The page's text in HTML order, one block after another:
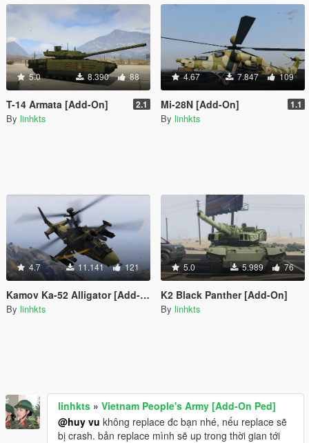
5.0 8.390 88
T-14 Armata [Add-On] 2.1
By linhkts
4.67 7.847 109
Mi-28N [Add-On] 1.1
By linhkts
4.7 11.141 121
Kamov Ka-52 Alligator [Add-On]
By linhkts
5.0 5.989 76
K2 Black Panther [Add-On]
By linhkts
linhkts » Vietnam People's Army [Add-On Ped]
@huy vu không replace đc bạn nhé, nếu replace sẽ
bị crash. bản replace mình sẽ up trong thời gian tới